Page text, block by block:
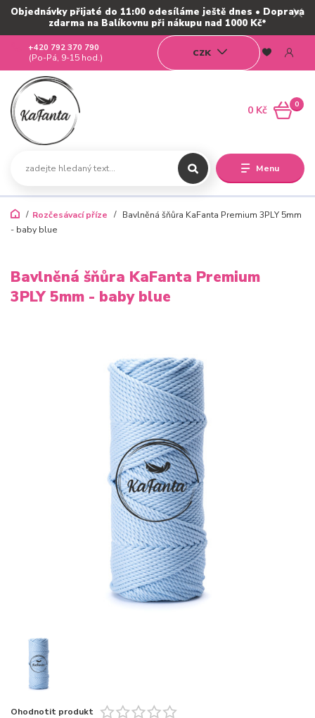
Objednávky přijaté do 11:00 odesíláme ještě dnes • Doprava
zdarma na Balíkovnu při nákupu nad 1000 Kč*
Menu
CZK
+420 792 370 790
(Po-Pá, 9-15 hod.)
0
0 Kč
Rozčesávací příze
Bavlněná šňůra KaFanta Premium 3PLY 5mm
- baby blue
Bavlněná šňůra KaFanta Premium
3PLY 5mm - baby blue
Ohodnotit produkt